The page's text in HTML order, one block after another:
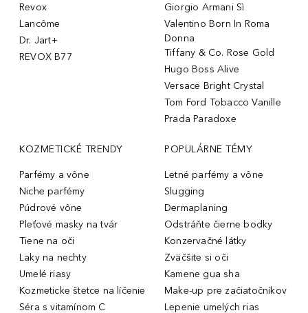
Revox
Lancôme
Dr. Jart+
REVOX B77
Giorgio Armani Sì
Valentino Born In Roma
Donna
Tiffany & Co. Rose Gold
Hugo Boss Alive
Versace Bright Crystal
Tom Ford Tobacco Vanille
Prada Paradoxe
KOZMETICKÉ TRENDY
Parfémy a vône
Niche parfémy
Púdrové vône
Pleťové masky na tvár
Tiene na oči
Laky na nechty
Umelé riasy
Kozmeticke štetce na líčenie
Séra s vitamínom C
POPULÁRNE TÉMY
Letné parfémy a vône
Slugging
Dermaplaning
Odstráňte čierne bodky
Konzervačné látky
Zväčšite si oči
Kamene gua sha
Make-up pre začiatočníkov
Lepenie umelých rias